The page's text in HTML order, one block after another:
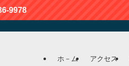
9978
ホ－ム アクセス